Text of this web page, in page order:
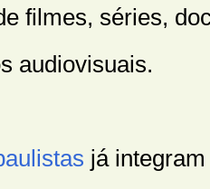
filmes, séries,
audiovisuais.
já